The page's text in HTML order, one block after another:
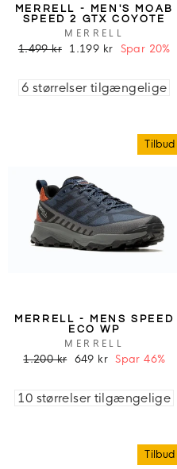
MERRELL - MEN'S MOAB
SPEED 2 GTX COYOTE
MERRELL
1.499 kr 1.199 kr Spar 20%
6 størrelser tilgængelige
Tilbud
MERRELL - MENS SPEED
ECO WP
MERRELL
1.200 kr 649 kr Spar 46%
10 størrelser tilgængelige
Tilbud